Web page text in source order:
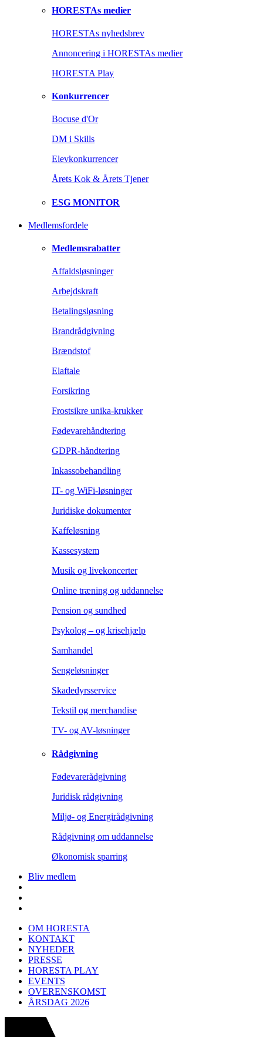
HORESTAs medier
HORESTAs nyhedsbrev
Annoncering i HORESTAs medier
HORESTA Play
Konkurrencer
Bocuse d'Or
DM i Skills
Elevkonkurrencer
Årets Kok & Årets Tjener
ESG MONITOR
Medlemsfordele
Medlemsrabatter
Affaldsløsninger
Arbejdskraft
Betalingsløsning
Brandrådgivning
Brændstof
Elaftale
Forsikring
Frostsikre unika-krukker
Fødevarehåndtering
GDPR-håndtering
Inkassobehandling
IT- og WiFi-løsninger
Juridiske dokumenter
Kaffeløsning
Kassesystem
Musik og livekoncerter
Online træning og uddannelse
Pension og sundhed
Psykolog – og krisehjælp
Samhandel
Sengeløsninger
Skadedyrsservice
Tekstil og merchandise
TV- og AV-løsninger
Rådgivning
Fødevarerådgivning
Juridisk rådgivning
Miljø- og Energirådgivning
Rådgivning om uddannelse
Økonomisk sparring
Bliv medlem
OM HORESTA
KONTAKT
NYHEDER
PRESSE
HORESTA PLAY
EVENTS
OVERENSKOMST
ÅRSDAG 2026